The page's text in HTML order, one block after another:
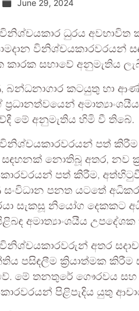
June 29, 2024
විනිශ්චයකාර ධුරය
විනිශ්චයකාරවරයන්
කාරක සභාවේ අනුමැතිය
කටයුතු හා
ප්‍රධානත්වයෙන්
මේ අනුමැතිය හිමි වී තිබේ.
විනිශ්චයකාරවරයන් පත්
නොතිබූ අතර, නව
පත් කිරීම,
පනත යටතේ
සැකසූ නියෝග දෙකකට
අමාත්‍යාංශයීය
විනිශ්චයකාරවරුන් අතර
පසිඳලීම ක්‍රියාත්මක
මේ තනතුරේ ගෞරවය සහ
පිළිපැදිය යුතු